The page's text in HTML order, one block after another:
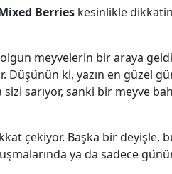
Berries kesinlikle
meyvelerin bir araya
Düşünün ki, yazın en güzel
sarıyor, sanki bir meyve
çekiyor. Başka bir deyişle,
ya da sadece